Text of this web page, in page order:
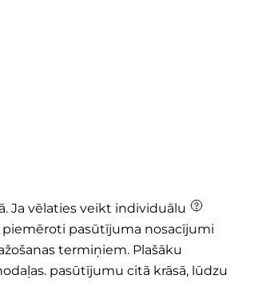
Ja vēlaties veikt individuālu
pasūtījuma nosacījumi
termiņiem. Plašāku
pasūtījumu citā krāsā, lūdzu